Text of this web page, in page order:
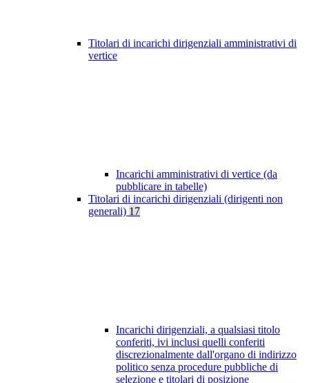
Titolari di incarichi dirigenziali amministrativi di
vertice
Incarichi amministrativi di vertice (da
pubblicare in tabelle)
Titolari di incarichi dirigenziali (dirigenti non
generali) 17
Incarichi dirigenziali, a qualsiasi titolo
conferiti, ivi inclusi quelli conferiti
discrezionalmente dall'organo di indirizzo
politico senza procedure pubbliche di
selezione e titolari di posizione